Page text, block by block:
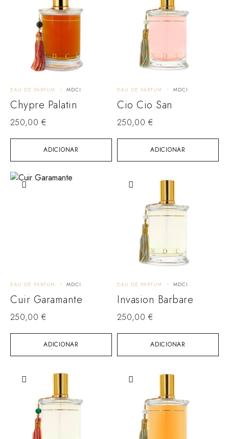
ADICIONAR
EAU DE PARFUM MDCI
Chypre Palatin
250,00 €
ADICIONAR
EAU DE PARFUM MDCI
Cio Cio San
250,00 €
ADICIONAR
EAU DE PARFUM MDCI
Cuir Garamante
250,00 €
ADICIONAR
EAU DE PARFUM MDCI
Invasion Barbare
250,00 €